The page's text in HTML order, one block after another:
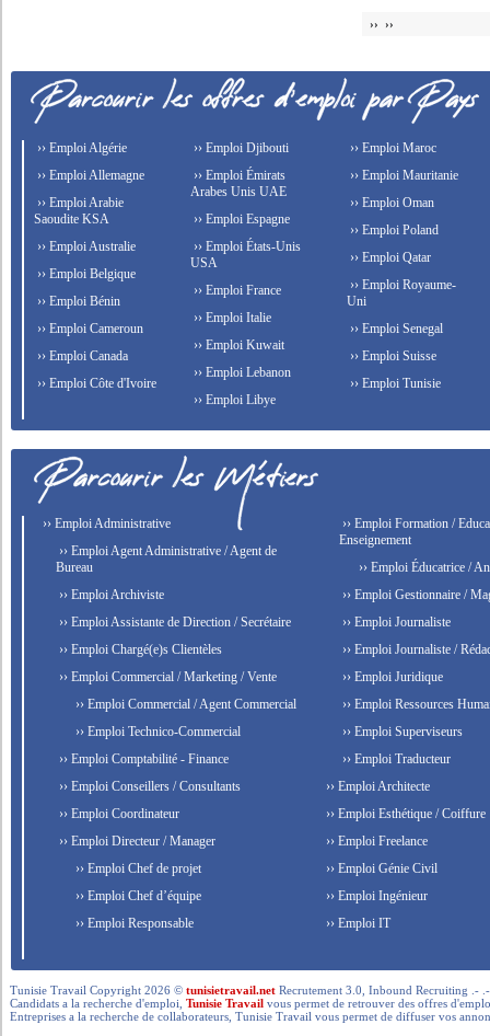
›› ››
›› Emploi Algérie
›› Emploi Allemagne
›› Emploi Arabie
Saoudite KSA
›› Emploi Australie
›› Emploi Belgique
›› Emploi Bénin
›› Emploi Cameroun
›› Emploi Canada
›› Emploi Côte d'Ivoire
›› Emploi Djibouti
›› Emploi Émirats
Arabes Unis UAE
›› Emploi Espagne
›› Emploi États-Unis
USA
›› Emploi France
›› Emploi Italie
›› Emploi Kuwait
›› Emploi Lebanon
›› Emploi Libye
›› Emploi Maroc
›› Emploi Mauritanie
›› Emploi Oman
›› Emploi Poland
›› Emploi Qatar
›› Emploi Royaume-
Uni
›› Emploi Senegal
›› Emploi Suisse
›› Emploi Tunisie
›› Emploi Administrative
›› Emploi Agent Administrative / Agent de
Bureau
›› Emploi Archiviste
›› Emploi Assistante de Direction / Secrétaire
›› Emploi Chargé(e)s Clientèles
›› Emploi Commercial / Marketing / Vente
›› Emploi Commercial / Agent Commercial
›› Emploi Technico-Commercial
›› Emploi Comptabilité - Finance
›› Emploi Conseillers / Consultants
›› Emploi Coordinateur
›› Emploi Directeur / Manager
›› Emploi Chef de projet
›› Emploi Chef d’équipe
›› Emploi Responsable
›› Emploi Formation /
Enseignement
›› Emploi Éducatrice /
›› Emploi Gestionnaire /
›› Emploi Journaliste
›› Emploi Journaliste /
›› Emploi Juridique
›› Emploi Ressources
›› Emploi Superviseurs
›› Emploi Traducteur
›› Emploi Architecte
›› Emploi Esthétique / Coiffure
›› Emploi Freelance
›› Emploi Génie Civil
›› Emploi Ingénieur
›› Emploi IT
Tunisie Travail Copyright 2026 ©tunisietravail.net Recrutement 3.0, Inbound Recruiting .-
Candidats a la recherche d'emploi,Tunisie Travail vous permet de retrouver des offres
Entreprises a la recherche de collaborateurs, Tunisie Travail vous permet de diffuser vos